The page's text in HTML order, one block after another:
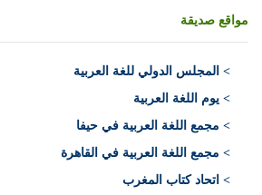
مواقع صديقة
> المجلس الدولي للغة العربية
> يوم اللغة العربية
> مجمع اللغة العربية في حيفا
> مجمع اللغة العربية في القاهرة
> اتحاد كتاب المغرب